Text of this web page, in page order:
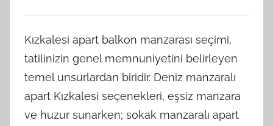
Kızkalesi apart balkon manzarası seçimi,
tatilinizin genel memnuniyetini belirleyen
temel unsurlardan biridir. Deniz manzaralı
apart Kızkalesi seçenekleri, eşsiz manzara
ve huzur sunarken; sokak manzaralı apart